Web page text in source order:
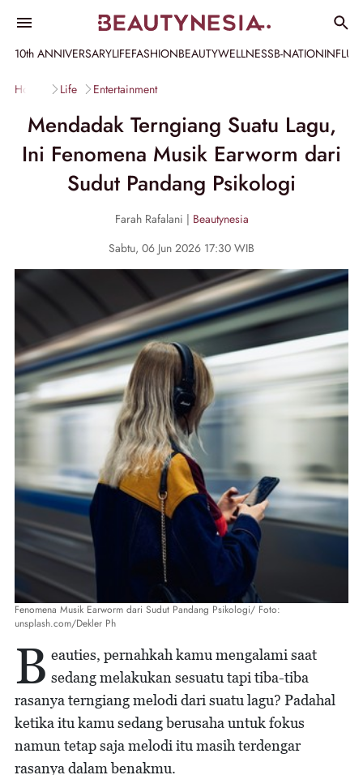
10th ANNIVERSARYLIFEFASHIONBEAUTYWELLNESSB-NATION
Home Life Entertainment
Mendadak Terngiang Suatu Lagu,
Ini Fenomena Musik Earworm dari
Sudut Pandang Psikologi
Farah Rafalani | Beautynesia
Sabtu, 06 Jun 2026 17:30 WIB
Fenomena Musik Earworm dari Sudut Pandang Psikologi/ Foto:
unsplash.com/Dekler Ph
B eauties, pernahkah kamu mengalami saat
sedang melakukan sesuatu tapi tiba-tiba
rasanya terngiang melodi dari suatu lagu? Padahal
ketika itu kamu sedang berusaha untuk fokus
namun tetap saja melodi itu masih terdengar
rasanya dalam benakmu.